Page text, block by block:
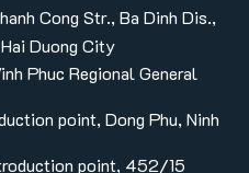
Cong Str., Ba Dinh Dis.,
Hai Duong City
Phuc Regional General
point, Dong Phu, Ninh
point, 452/15